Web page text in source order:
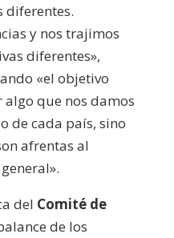
diferentes.
y nos trajimos
diferentes»,
«el objetivo
que nos damos
de cada país, sino
afrentas al
del Comité de
de los